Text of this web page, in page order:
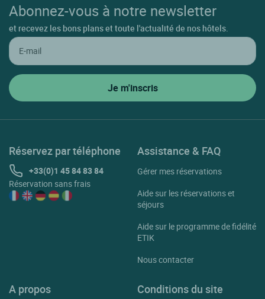
Abonnez-vous à notre newsletter
et recevez les bons plans et toute l'actualité de nos hôtels.
Réservez par téléphone
+33(0)1 45 84 83 84
Réservation sans frais
Assistance & FAQ
Gérer mes réservations
Aide sur les réservations et
séjours
Aide sur le programme de fidélité
ETIK
Nous contacter
A propos Conditions du site